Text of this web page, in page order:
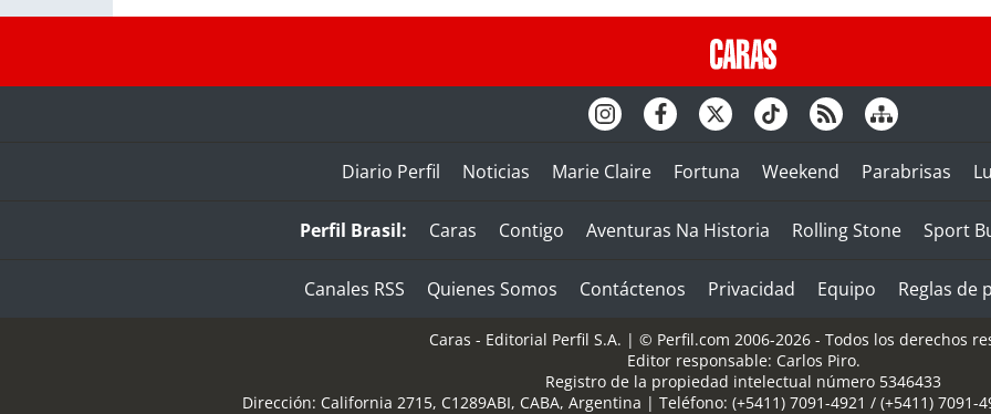
Diario Perfil Noticias Marie Claire Fortuna Weekend Parabrisas
Perfil Brasil: Caras Contigo Aventuras Na Historia Rolling Stone Sport
Canales RSS Quienes Somos Contáctenos Privacidad Equipo Reglas de
Caras - Editorial Perfil S.A. | © Perfil.com 2006-2026 - Todos los derechos
Editor responsable: Carlos Piro.
Registro de la propiedad intelectual número 5346433
Dirección: California 2715, C1289ABI, CABA, Argentina | Teléfono: (+5411) 7091-4921 / (+5411) 7091-